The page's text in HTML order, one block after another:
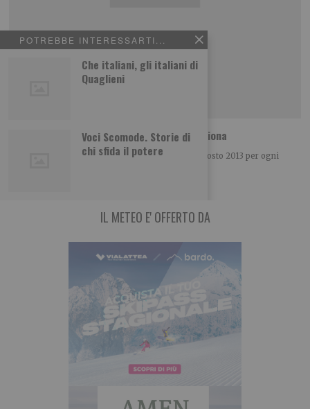
POTREBBE INTERESSARTI...
Che italiani, gli italiani di
Quaglieni
Voci Scomode. Storie di
chi sfida il potere
Assicurazione ingegneri: cos’è e come funziona
L’assicurazione ingegnere è obbligatoria dal 14 agosto 2013 per ogni
IL METEO E' OFFERTO DA